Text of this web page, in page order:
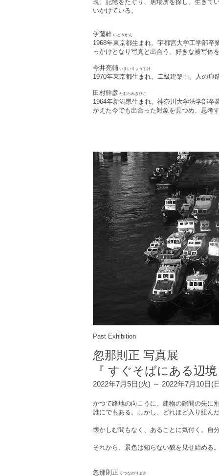
現。記憶をたぐり、居場所を探し、生きて
いかけている。
伊藤幹 いとうかん
1968年東京都生まれ。宇都宮大学工学部
っかけとなり写真と出合う。好きな被写体
今井亮輔 いまいりょうすけ
1970年東京都生まれ。二級建築士。人の痕
田村幹彦 たむらみきひこ
1964年新潟県生まれ。神奈川大学法学部
かえた今でも出合った対象を見つめ、思考
Past Exhibition
忽那則正 写真展
『 すぐそばにある辺
2022年7月5日(火) ～ 2022年7月10日(
かつて路地の向こうに、建物の隙間の先に
誰にでもある。しかし、どれほど入り組ん
懐かしむ間もなく、あることに気付く。自
それから、景色は知らない貌を見せ始める
忽那則正 くつなのりまさ